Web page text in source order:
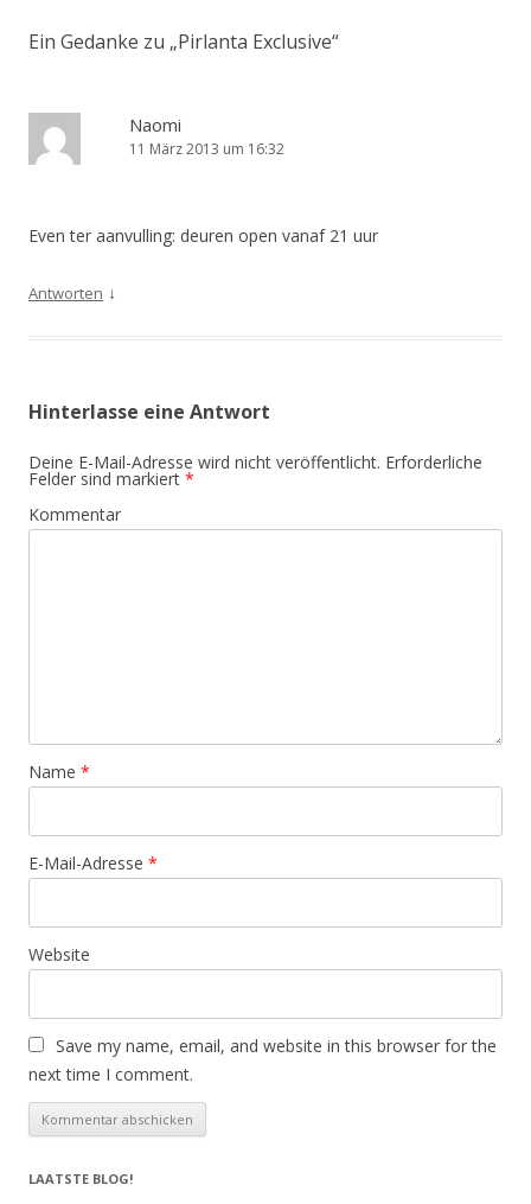
Ein Gedanke zu „Pirlanta Exclusive“
Naomi
11 März 2013 um 16:32
Even ter aanvulling: deuren open vanaf 21 uur
Antworten ↓
Hinterlasse eine Antwort
Deine E-Mail-Adresse wird nicht veröffentlicht. Erforderliche
Felder sind markiert *
Kommentar
Name *
E-Mail-Adresse *
Website
Save my name, email, and website in this browser for the
next time I comment.
LAATSTE BLOG!